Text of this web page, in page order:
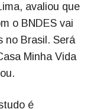
avaliou que
o BNDES vai
no Brasil. Será
Minha Vida
é